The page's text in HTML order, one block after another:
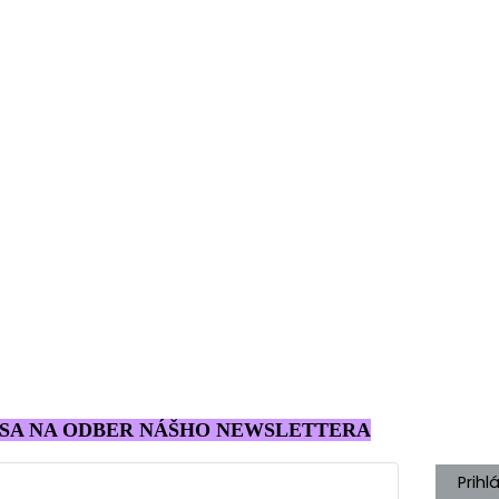
NA ODBER NÁŠHO NEWSLETTERA